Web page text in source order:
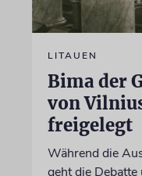
LITAUEN
Bima der
von
freigelegt
Während die
geht die